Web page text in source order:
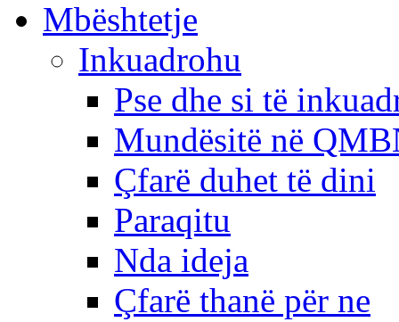
Mbështetje
Inkuadrohu
Pse dhe si të
Mundësitë në
Çfarë duhet të dini
Paraqitu
Nda ideja
Çfarë thanë për ne